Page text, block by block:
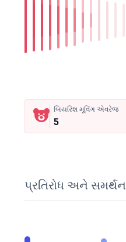
બિયરિશ મૂવિંગ એવરેજ
5
પ્રતિરોધ અને સમર્થન